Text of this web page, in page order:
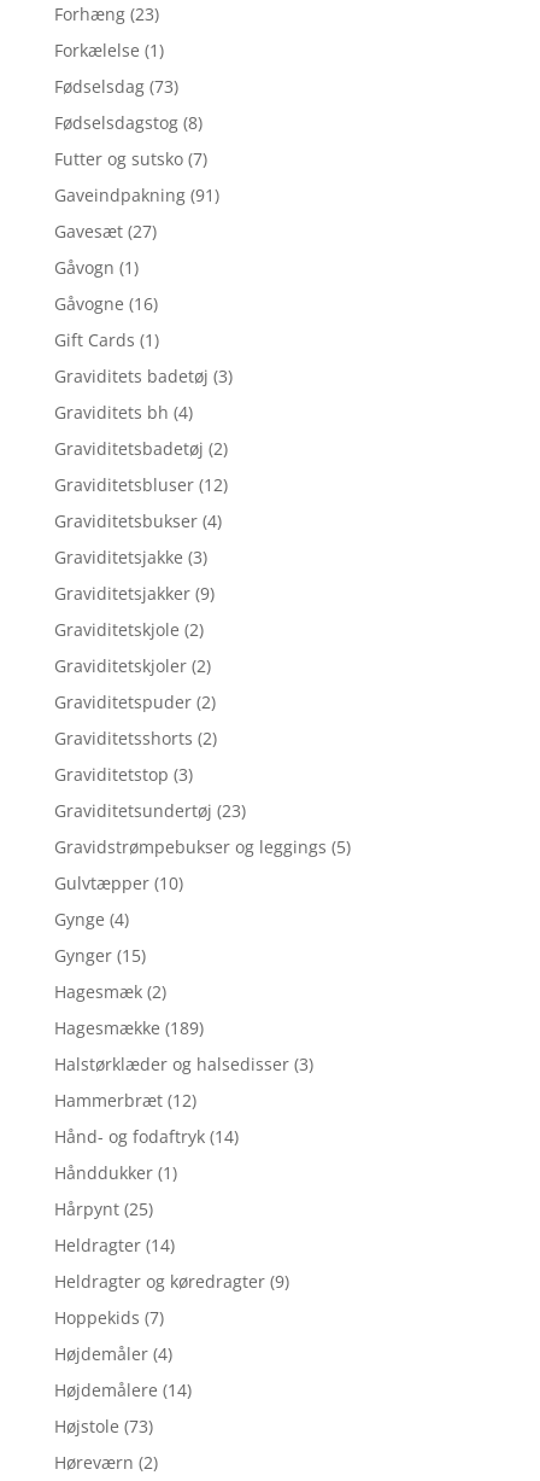
Forhæng (23)
Forkælelse (1)
Fødselsdag (73)
Fødselsdagstog (8)
Futter og sutsko (7)
Gaveindpakning (91)
Gavesæt (27)
Gåvogn (1)
Gåvogne (16)
Gift Cards (1)
Graviditets badetøj (3)
Graviditets bh (4)
Graviditetsbadetøj (2)
Graviditetsbluser (12)
Graviditetsbukser (4)
Graviditetsjakke (3)
Graviditetsjakker (9)
Graviditetskjole (2)
Graviditetskjoler (2)
Graviditetspuder (2)
Graviditetsshorts (2)
Graviditetstop (3)
Graviditetsundertøj (23)
Gravidstrømpebukser og leggings (5)
Gulvtæpper (10)
Gynge (4)
Gynger (15)
Hagesmæk (2)
Hagesmække (189)
Halstørklæder og halsedisser (3)
Hammerbræt (12)
Hånd- og fodaftryk (14)
Hånddukker (1)
Hårpynt (25)
Heldragter (14)
Heldragter og køredragter (9)
Hoppekids (7)
Højdemåler (4)
Højdemålere (14)
Højstole (73)
Høreværn (2)